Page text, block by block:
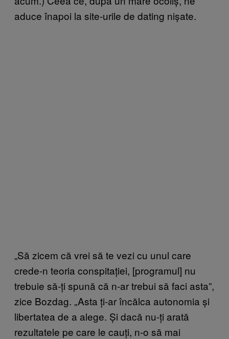
aduce înapoi la site-urile de dating nișate.
„Să zicem că vrei să te vezi cu unul care
crede-n teoria conspitației, [programul] nu
trebuie să-ți spună că n-ar trebui să faci asta”,
zice Bozdag. „Asta ți-ar încălca autonomia și
libertatea de a alege. Și dacă nu-ți arată
rezultatele pe care le cauți, n-o să mai